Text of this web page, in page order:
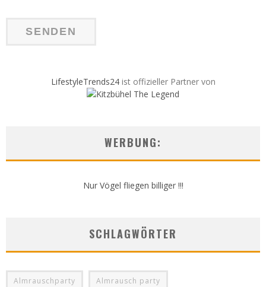
LifestyleTrends24ist offizieller Partner von
WERBUNG:
Nur Vögel fliegen billiger !!!
SCHLAGWÖRTER
Almrauschparty Almrausch party